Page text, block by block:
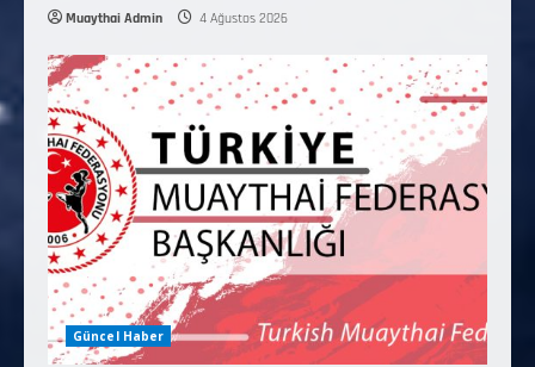
Muaythai Admin 4 Ağustos 2026
Güncel Haber